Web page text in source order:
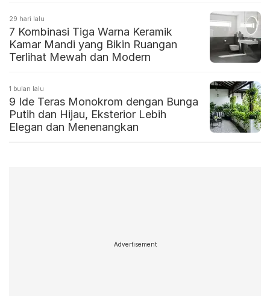
29 hari lalu
7 Kombinasi Tiga Warna Keramik
Kamar Mandi yang Bikin Ruangan
Terlihat Mewah dan Modern
1 bulan lalu
9 Ide Teras Monokrom dengan Bunga
Putih dan Hijau, Eksterior Lebih
Elegan dan Menenangkan
Advertisement